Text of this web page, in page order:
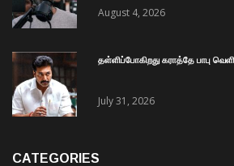
August 4, 2026
தள்ளிப்போகிறது கராத்தே பாபு
July 31, 2026
CATEGORIES